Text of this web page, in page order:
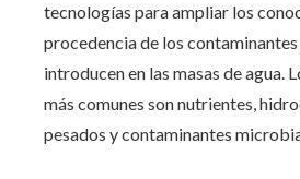
tecnologías para ampliar los
procedencia de los
introducen en las masas de agua.
más comunes son nutrientes,
pesados y contaminantes